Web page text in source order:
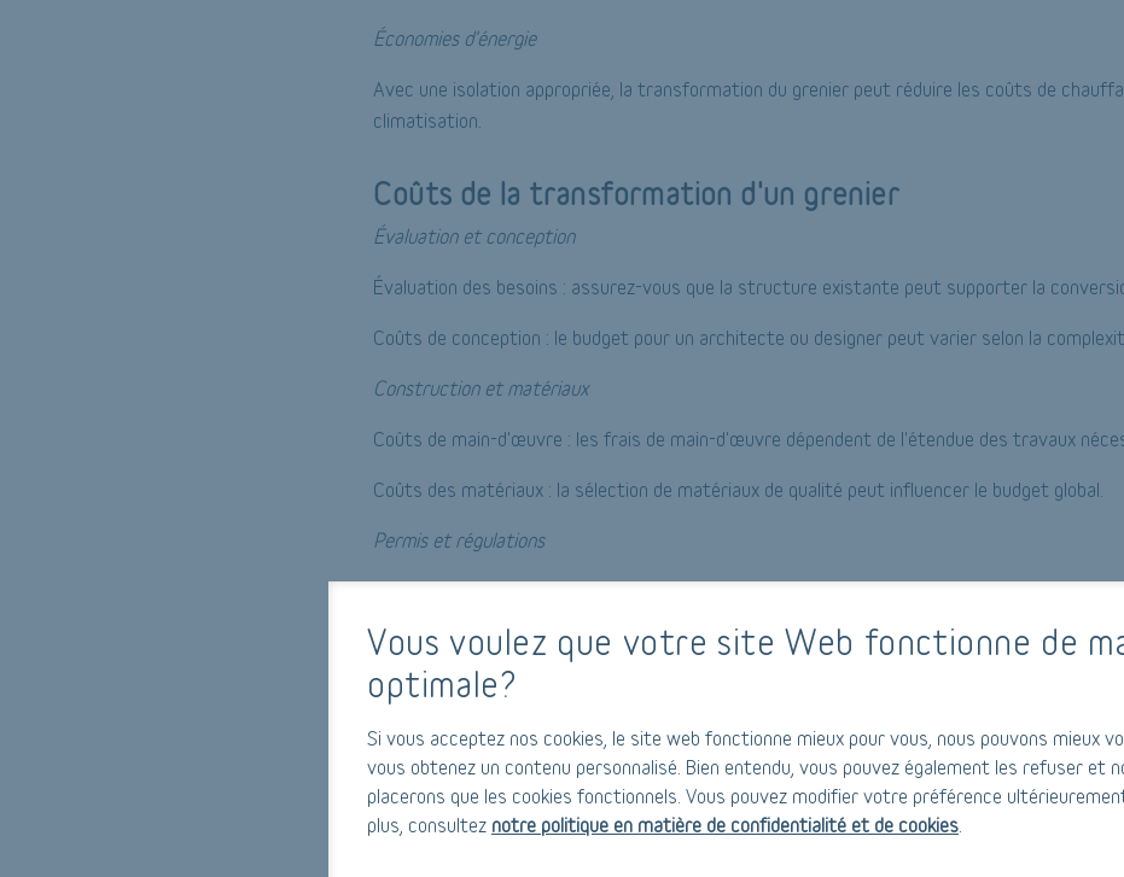
Vous voulez que votre site Web fonctionne de
optimale?
Si vous acceptez nos cookies, le site web fonctionne mieux pour vous, nous pouvons mieux
vous obtenez un contenu personnalisé. Bien entendu, vous pouvez également les refuser et
placerons que les cookies fonctionnels. Vous pouvez modifier votre préférence
plus, consultez notre politique en matière de confidentialité et de cookies
Économies d'énergie
Avec une isolation appropriée, la transformation du grenier peut réduire les coûts de
climatisation.
Coûts de la transformation d'un grenier
Évaluation et conception
Évaluation des besoins : assurez-vous que la structure existante peut supporter la
Coûts de conception : le budget pour un architecte ou designer peut varier selon la
Construction et matériaux
Coûts de main-d'œuvre : les frais de main-d'œuvre dépendent de l'étendue des travaux
Coûts des matériaux : la sélection de matériaux de qualité peut influencer le budget global.
Permis et régulations
Comment convertir un grenier en espace habitable ?
1. Planification
Planifier en détail avec un architecte ou designer professionnel pour garantir une conversion
2. Isolation